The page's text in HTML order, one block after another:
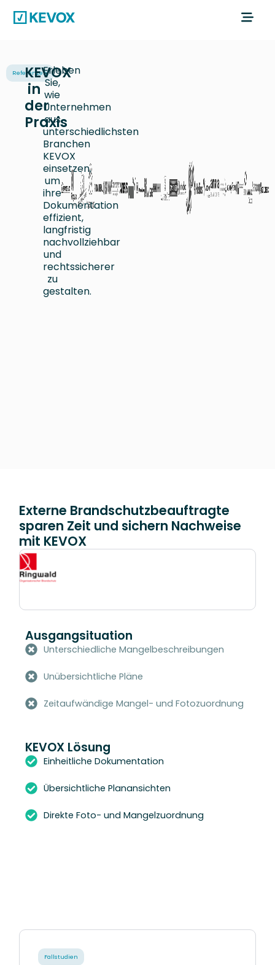
Referenzen
KEVOX
in
der
Praxis
Erleben
Sie,
wie
Unternehmen
aus
unterschiedlichsten
Branchen
KEVOX
einsetzen,
um
ihre
Dokumentation
effizient,
langfristig
nachvollziehbar
und
rechtssicherer
zu
gestalten.
Externe Brandschutzbeauftragte
sparen Zeit und sichern Nachweise
mit KEVOX
Fallstudien
Ausgangsituation
Unterschiedliche Mangelbeschreibungen
Unübersichtliche Pläne
Zeitaufwändige Mangel- und Fotozuordnung
KEVOX Lösung
Einheitliche Dokumentation
Übersichtliche Planansichten
Direkte Foto- und Mangelzuordnung